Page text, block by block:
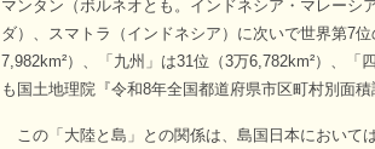
マンタン（ボルネオとも。インドネシア・マレーシ
ダ）、スマトラ（インドネシア）に次いで世界第7
7,982km²）、「九州」は31位（3万6,782km²）、
も国土地理院『令和8年全国都道府県市区町村別面積
この「大陸と島」との関係は、島国日本において